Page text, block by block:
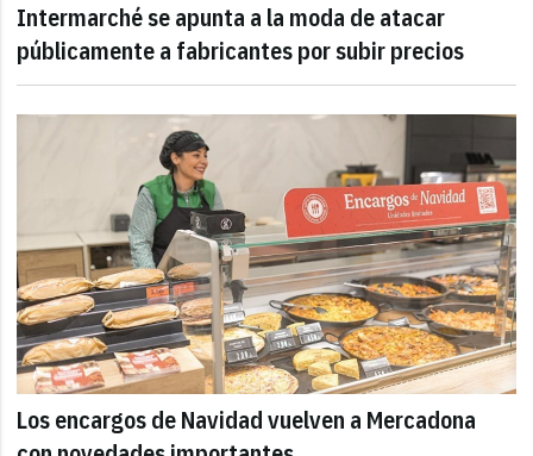
Intermarché se apunta a la moda de atacar
públicamente a fabricantes por subir precios
Los encargos de Navidad vuelven a Mercadona